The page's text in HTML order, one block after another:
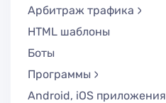
Арбитраж трафика
HTML шаблоны
Боты
Программы
Android, iOS приложения